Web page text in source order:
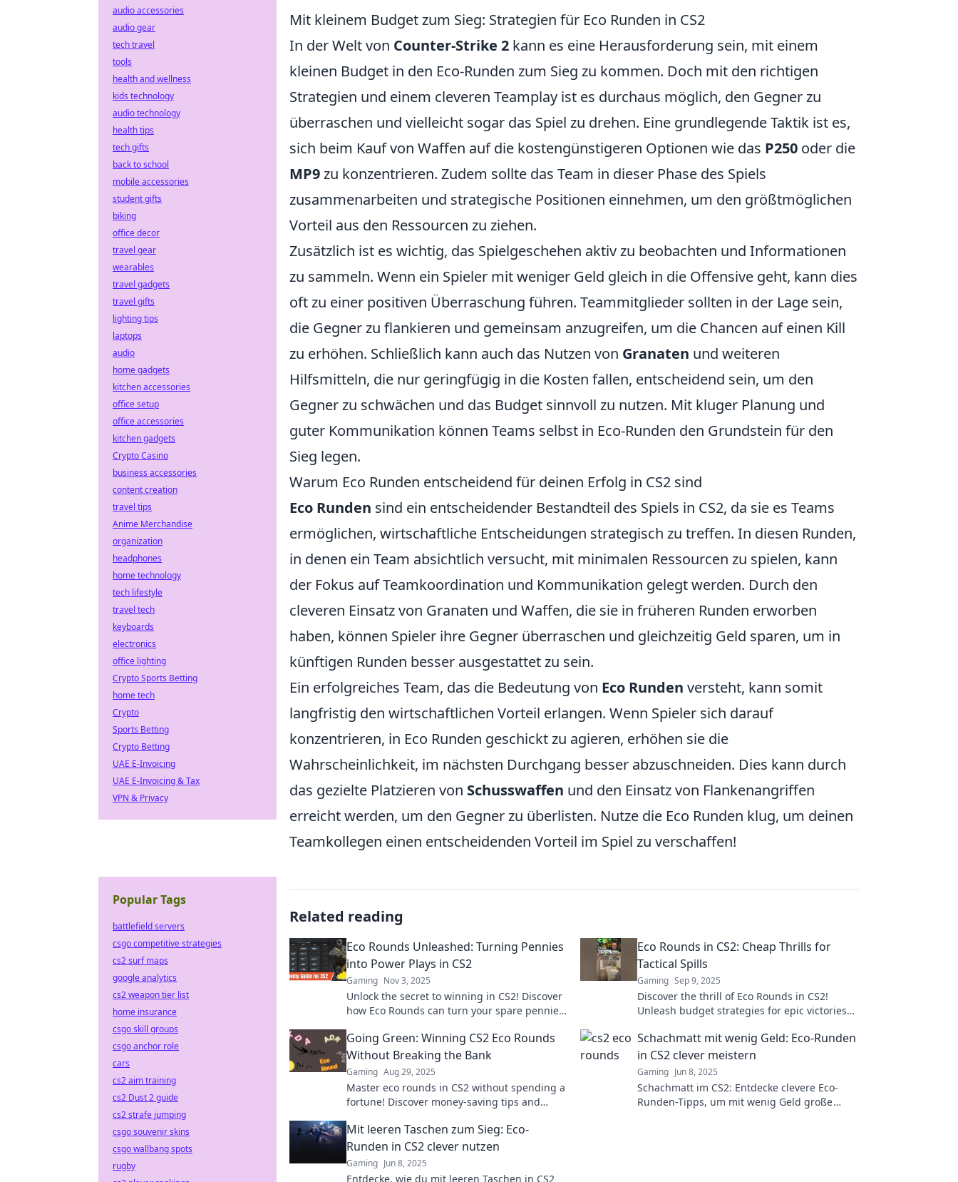
Mit kleinem Budget zum Sieg: Strategien für Eco Runden in CS2
In der Welt von Counter-Strike 2 kann es eine Herausforderung sein, mit einem
kleinen Budget in den Eco-Runden zum Sieg zu kommen. Doch mit den richtigen
Strategien und einem cleveren Teamplay ist es durchaus möglich, den Gegner zu
überraschen und vielleicht sogar das Spiel zu drehen. Eine grundlegende Taktik ist es,
sich beim Kauf von Waffen auf die kostengünstigeren Optionen wie das P250 oder die
MP9zu konzentrieren. Zudem sollte das Team in dieser Phase des Spiels
zusammenarbeiten und strategische Positionen einnehmen, um den größtmöglichen
Vorteil aus den Ressourcen zu ziehen.
Zusätzlich ist es wichtig, das Spielgeschehen aktiv zu beobachten und Informationen
zu sammeln. Wenn ein Spieler mit weniger Geld gleich in die Offensive geht, kann dies
oft zu einer positiven Überraschung führen. Teammitglieder sollten in der Lage sein,
die Gegner zu flankieren und gemeinsam anzugreifen, um die Chancen auf einen Kill
zu erhöhen. Schließlich kann auch das Nutzen von Granaten und weiteren
Hilfsmitteln, die nur geringfügig in die Kosten fallen, entscheidend sein, um den
Gegner zu schwächen und das Budget sinnvoll zu nutzen. Mit kluger Planung und
guter Kommunikation können Teams selbst in Eco-Runden den Grundstein für den
Sieg legen.
Warum Eco Runden entscheidend für deinen Erfolg in CS2 sind
Eco Runden sind ein entscheidender Bestandteil des Spiels in CS2, da sie es Teams
ermöglichen, wirtschaftliche Entscheidungen strategisch zu treffen. In diesen Runden,
in denen ein Team absichtlich versucht, mit minimalen Ressourcen zu spielen, kann
der Fokus auf Teamkoordination und Kommunikation gelegt werden. Durch den
cleveren Einsatz von Granaten und Waffen, die sie in früheren Runden erworben
haben, können Spieler ihre Gegner überraschen und gleichzeitig Geld sparen, um in
künftigen Runden besser ausgestattet zu sein.
Ein erfolgreiches Team, das die Bedeutung von Eco Runden versteht, kann somit
langfristig den wirtschaftlichen Vorteil erlangen. Wenn Spieler sich darauf
konzentrieren, in Eco Runden geschickt zu agieren, erhöhen sie die
Wahrscheinlichkeit, im nächsten Durchgang besser abzuschneiden. Dies kann durch
das gezielte Platzieren von Schusswaffen und den Einsatz von Flankenangriffen
erreicht werden, um den Gegner zu überlisten. Nutze die Eco Runden klug, um deinen
Teamkollegen einen entscheidenden Vorteil im Spiel zu verschaffen!
Related reading
Eco Rounds Unleashed: Turning Pennies
into Power Plays in CS2
Gaming Nov 3, 2025
Unlock the secret to winning in CS2! Discover
how Eco Rounds can turn your spare pennies
Eco Rounds in CS2: Cheap Thrills for
Tactical Spills
Gaming Sep 9, 2025
Discover the thrill of Eco Rounds in CS2!
Unleash budget strategies for epic victories
Going Green: Winning CS2 Eco Rounds
Without Breaking the Bank
Gaming Aug 29, 2025
Master eco rounds in CS2 without spending a
fortune! Discover money-saving tips and
Schachmatt mit wenig Geld: Eco-Runden
in CS2 clever meistern
Gaming Jun 8, 2025
Schachmatt im CS2: Entdecke clevere Eco-
Runden-Tipps, um mit wenig Geld große
Mit leeren Taschen zum Sieg: Eco-
Runden in CS2 clever nutzen
Gaming Jun 8, 2025
Entdecke, wie du mit leeren Taschen in CS2
audio accessories
audio gear
tech travel
tools
health and wellness
kids technology
audio technology
health tips
tech gifts
back to school
mobile accessories
student gifts
biking
office decor
travel gear
wearables
travel gadgets
travel gifts
lighting tips
laptops
audio
home gadgets
kitchen accessories
office setup
office accessories
kitchen gadgets
Crypto Casino
business accessories
content creation
travel tips
Anime Merchandise
organization
headphones
home technology
tech lifestyle
travel tech
keyboards
electronics
office lighting
Crypto Sports Betting
home tech
Crypto
Sports Betting
Crypto Betting
UAE E-Invoicing
UAE E-Invoicing & Tax
VPN & Privacy
Popular Tags
battlefield servers
csgo competitive strategies
cs2 surf maps
google analytics
cs2 weapon tier list
home insurance
csgo skill groups
csgo anchor role
cars
cs2 aim training
cs2 Dust 2 guide
cs2 strafe jumping
csgo souvenir skins
csgo wallbang spots
rugby